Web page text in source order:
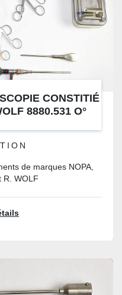
CONSTITIÉ
8880.531 O°
de marques NOPA,
R. WOLF